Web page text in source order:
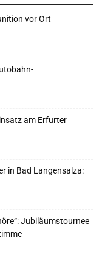
vor Ort
am Erfurter
in Bad Langensalza:
Jubiläumstournee